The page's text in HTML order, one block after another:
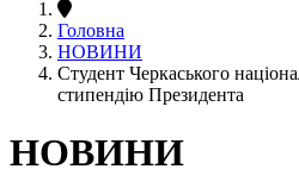
Головна
НОВИНИ
Студент Черкаського
стипендію Президента
НОВИНИ